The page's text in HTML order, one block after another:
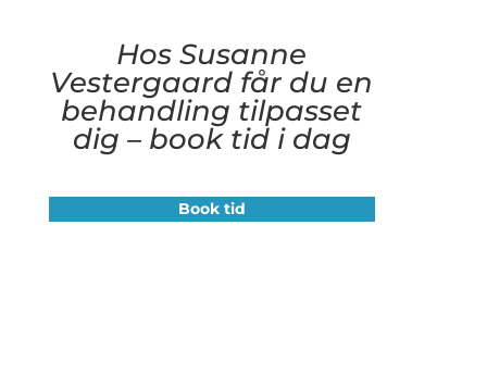
Hos Susanne
Vestergaard får du en
behandling tilpasset
dig – book tid i dag
Book tid